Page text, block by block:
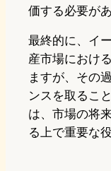
価する必要が
最終的に、イ
産市場におけ
ますが、その
ンスを取るこ
は、市場の将
る上で重要な